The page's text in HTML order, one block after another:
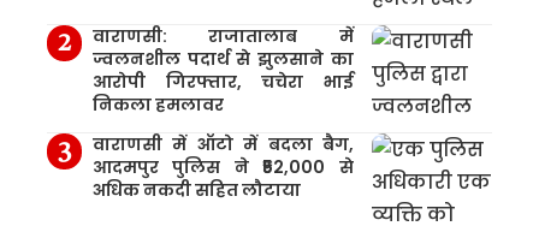
वाराणसी: राजातालाब में
ज्वलनशील पदार्थ से झुलसाने का
आरोपी गिरफ्तार, चचेरा भाई
निकला हमलावर
वाराणसी में ऑटो में बदला बैग,
आदमपुर पुलिस ने ₹52,000 से
अधिक नकदी सहित लौटाया